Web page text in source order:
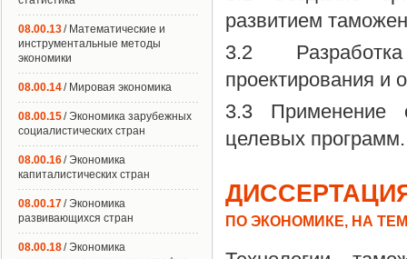
развитием
3.2
проектирования и
3.3 Применение
целевых программ.
ПО ЭКОНОМИКЕ, НА
08.00.13/ Математические и
инструментальные методы
экономики
08.00.14/ Мировая экономика
08.00.15/ Экономика зарубежных
социалистических стран
08.00.16/ Экономика
капиталистических стран
08.00.17/ Экономика
развивающихся стран
08.00.18/ Экономика